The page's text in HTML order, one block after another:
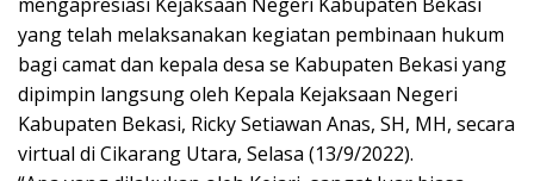
yang telah melaksanakan kegiatan pembinaan hukum
bagi camat dan kepala desa se Kabupaten Bekasi yang
dipimpin langsung oleh Kepala Kejaksaan Negeri
Kabupaten Bekasi, Ricky Setiawan Anas, SH, MH, secara
virtual di Cikarang Utara, Selasa (13/9/2022).